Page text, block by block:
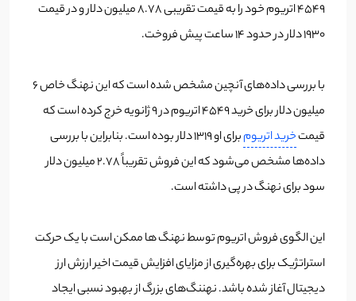
4549 اتریوم خود را به قیمت تقریبی 8.78 میلیون دلار و در قیمت
1930 دلار در حدود 14 ساعت پیش فروخت.
با بررسی داده‌های آنچین مشخص شده است که این نهنگ خاص 6
میلیون دلار برای خرید 4549 اتریوم در 9 ژانویه خرج کرده است که
قیمتخرید اتریوم
برای او 1319 دلار بوده است. بنابراین با بررسی
داده‌ها مشخص می‌شود که این فروش تقریباً 2.78 میلیون دلار
سود برای نهنگ در پی داشته است.
این الگوی فروش اتریوم توسط نهنگ ها ممکن است با یک حرکت
استراتژیک برای بهره‌گیری از مزایای افزایش قیمت اخیر ارزش ارز
دیجیتال آغاز شده باشد. نهننگ‌های بزرگ از بهبود نسبی ایجاد